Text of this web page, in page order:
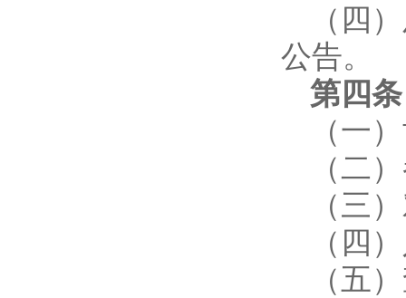
（四
公告。
第四
（一
（二
（三
（四
（五